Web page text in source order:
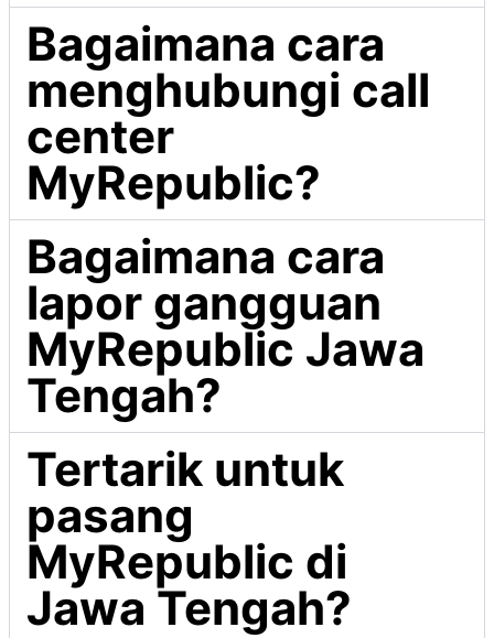
Bagaimana cara
menghubungi call
center
MyRepublic?
Bagaimana cara
lapor gangguan
MyRepublic Jawa
Tengah?
Tertarik untuk
pasang
MyRepublic di
Jawa Tengah?